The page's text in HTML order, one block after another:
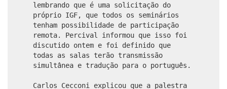
lembrando que é uma solicitação do
próprio IGF, que todos os seminários
tenham possibilidade de participação
remota. Percival informou que isso foi
discutido ontem e foi definido que
todas as salas terão transmissão
simultânea e tradução para o português.
Carlos Cecconi explicou que a palestra